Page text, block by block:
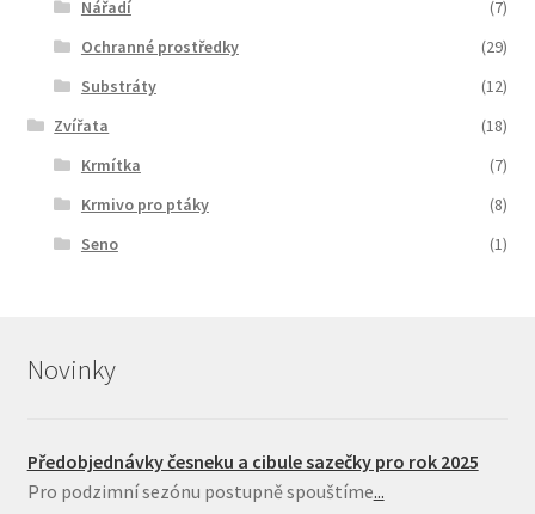
Nářadí
(7)
Ochranné prostředky
(29)
Substráty
(12)
Zvířata
(18)
Krmítka
(7)
Krmivo pro ptáky
(8)
Seno
(1)
Novinky
Předobjednávky česneku a cibule sazečky pro rok 2025
Pro podzimní sezónu postupně spouštíme...